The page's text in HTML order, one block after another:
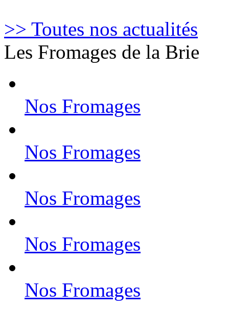
>> Toutes nos actualités
Les Fromages de la Brie
Nos Fromages
Nos Fromages
Nos Fromages
Nos Fromages
Nos Fromages